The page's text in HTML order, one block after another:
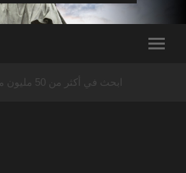
ابحث في أكثر من 50 مليون معلومة قانونية